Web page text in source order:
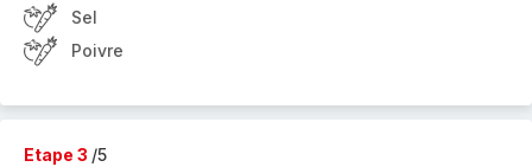
Sel
Poivre
Etape 3 /5